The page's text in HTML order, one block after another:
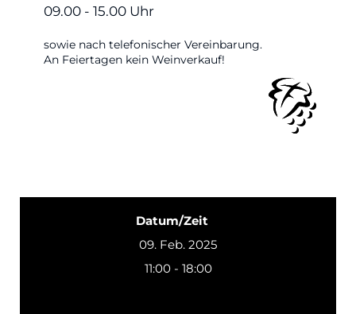
09.00 - 15.00 Uhr
sowie nach telefonischer Vereinbarung.
An Feiertagen kein Weinverkauf!
Datum/Zeit
09. Feb. 2025
11:00 - 18:00